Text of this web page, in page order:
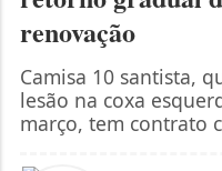
renovação
Camisa 10 santista,
lesão na coxa
março, tem contrato